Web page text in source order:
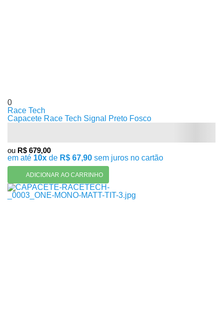
0
Race Tech
Capacete Race Tech Signal Preto Fosco
ou R$ 679,00
em até 10x de R$ 67,90 sem juros no cartão
ADICIONAR AO CARRINHO